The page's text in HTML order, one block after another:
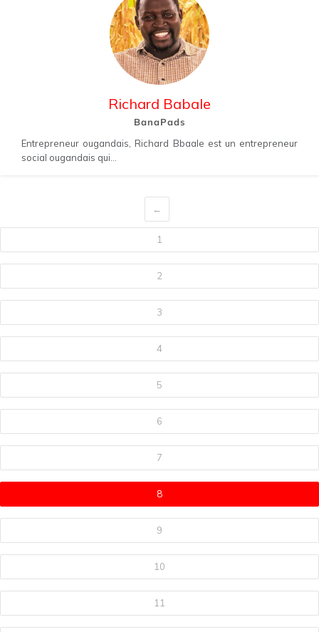
Richard Babale
BanaPads
Entrepreneur ougandais, Richard Bbaale est un entrepreneur
social ougandais qui...
←
1
2
3
4
5
6
7
8
9
10
11